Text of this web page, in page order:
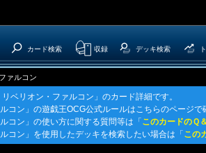
カード検索 収録 デッキ検索
ァルコン
ベリオン・ファルコン」のカード詳細です。
コン」の遊戯王OCG公式ルールはこちらのページで
コン」の使い方に関する質問等は「 このカードのＱ
コン」を使用したデッキを検索したい場合は「 この